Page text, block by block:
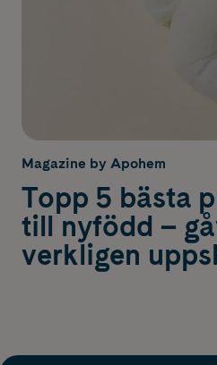
Magazine by Apohem
Topp 5 bästa
till nyfödd –
verkligen